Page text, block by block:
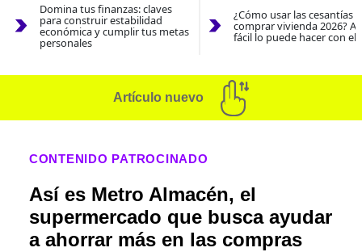
Domina tus finanzas: claves
para construir estabilidad
económica y cumplir tus metas
personales
¿Cómo usar las cesantías
comprar vivienda 2026?
fácil lo puede hacer con el
Artículo nuevo
CONTENIDO PATROCINADO
Así es Metro Almacén, el
supermercado que busca ayudar
a ahorrar más en las compras